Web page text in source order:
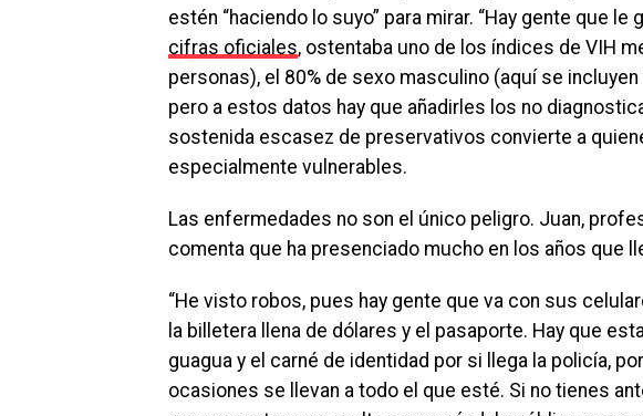
estén “haciendo lo suyo” para mirar. “Hay gente que le
cifras oficiales, ostentaba uno de los índices de VIH
personas), el 80% de sexo masculino (aquí se
pero a estos datos hay que añadirles los no
sostenida escasez de preservativos convierte a
especialmente vulnerables.
Las enfermedades no son el único peligro. Juan,
comenta que ha presenciado mucho en los años que
“He visto robos, pues hay gente que va con sus
la billetera llena de dólares y el pasaporte. Hay que
guagua y el carné de identidad por si llega la policía,
ocasiones se llevan a todo el que esté. Si no tienes